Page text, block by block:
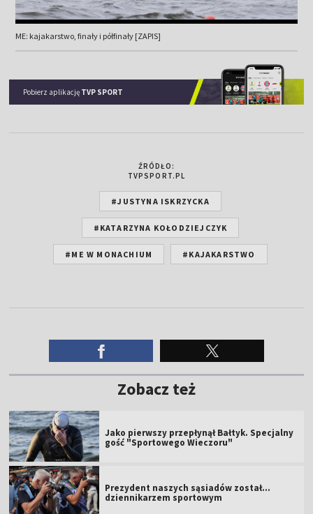
ME: kajakarstwo, finały i półfinały [ZAPIS]
Pobierz aplikację TVP SPORT
ŹRÓDŁO:
TVPSPORT.PL
#JUSTYNA ISKRZYCKA
#KATARZYNA KOŁODZIEJCZYK
#ME W MONACHIUM #KAJAKARSTWO
Zobacz też
Jako pierwszy przepłynął Bałtyk. Specjalny
gość "Sportowego Wieczoru"
Prezydent naszych sąsiadów został...
dziennikarzem sportowym